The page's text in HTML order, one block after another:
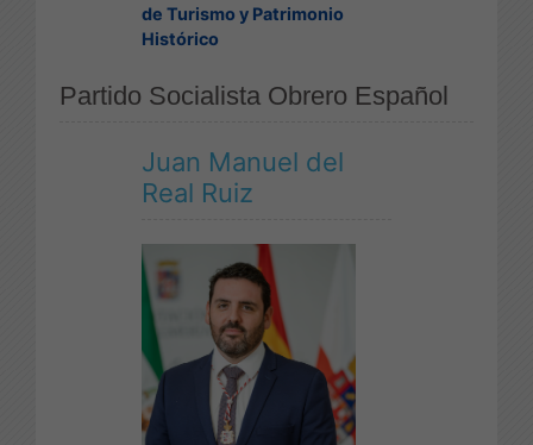
de Turismo y Patrimonio
Histórico
Partido Socialista Obrero Español
Juan Manuel del
Real Ruiz